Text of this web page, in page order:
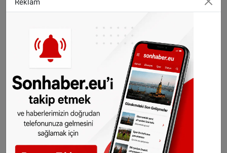
Sürücülerin, hız nedeniyle daha önce cezası
satışa çıkarılıyor. Şehir içi hız sınırını 80, şehir
dışı hız sınırını da saatte 90 kilometre aşan
sürücülerin araçları ise derhal ellerinden
alınıyor.
©Sonhaber.eu
aberlerimizi İnsta gram hesabımızdan
edebilirsiniz.